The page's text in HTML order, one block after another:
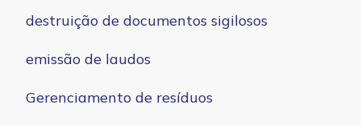
destruição de documentos sigilosos
emissão de laudos
Gerenciamento de resíduos